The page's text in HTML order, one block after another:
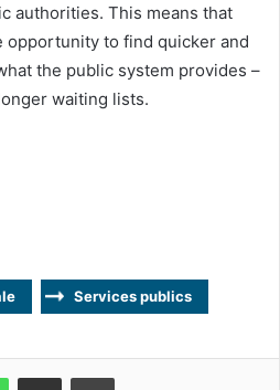
authorities. This means that
opportunity to find quicker and
the public system provides –
waiting lists.
Services publics
WhatsApp
Partagez par mail Imprimez